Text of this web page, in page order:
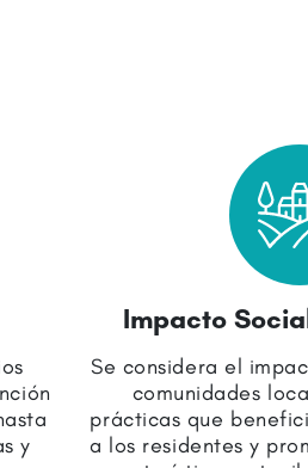
y
Impacto
Se considera el
comunidades
prácticas que
a los residentes y